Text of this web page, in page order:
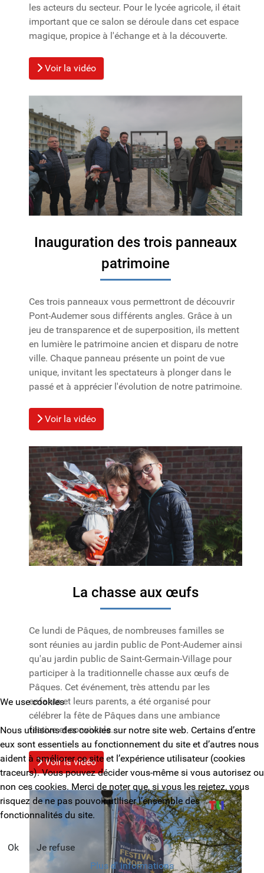
les acteurs du secteur. Pour le lycée agricole, il était
important que ce salon se déroule dans cet espace
magique, propice à l'échange et à la découverte.
Voir la vidéo
Inauguration des trois panneaux
patrimoine
Ces trois panneaux vous permettront de découvrir
Pont-Audemer sous différents angles. Grâce à un
jeu de transparence et de superposition, ils mettent
en lumière le patrimoine ancien et disparu de notre
ville. Chaque panneau présente un point de vue
unique, invitant les spectateurs à plonger dans le
passé et à apprécier l'évolution de notre patrimoine.
Voir la vidéo
La chasse aux œufs
Ce lundi de Pâques, de nombreuses familles se
sont réunies au jardin public de Pont-Audemer ainsi
qu'au jardin public de Saint-Germain-Village pour
participer à la traditionnelle chasse aux œufs de
Pâques. Cet événement, très attendu par les
enfants et leurs parents, a été organisé pour
célébrer la fête de Pâques dans une ambiance
festive et conviviale.
Voir la vidéo
We use cookies
Nous utilisons des cookies sur notre site web. Certains d’entre
eux sont essentiels au fonctionnement du site et d’autres nous
aident à améliorer ce site et l’expérience utilisateur (cookies
traceurs). Vous pouvez décider vous-même si vous autorisez ou
non ces cookies. Merci de noter que, si vous les rejetez, vous
risquez de ne pas pouvoir utiliser l’ensemble des
fonctionnalités du site.
Ok
Je refuse
Plus d' informations